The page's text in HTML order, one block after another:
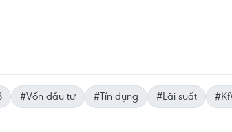
#Vốn đầu tư #Tín dụng #Lãi suất